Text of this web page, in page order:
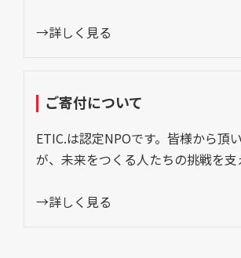
→詳しく見る
ご寄付について
ETIC.は認定NPOです。皆様から頂
が、未来をつくる人たちの挑戦を支
→詳しく見る